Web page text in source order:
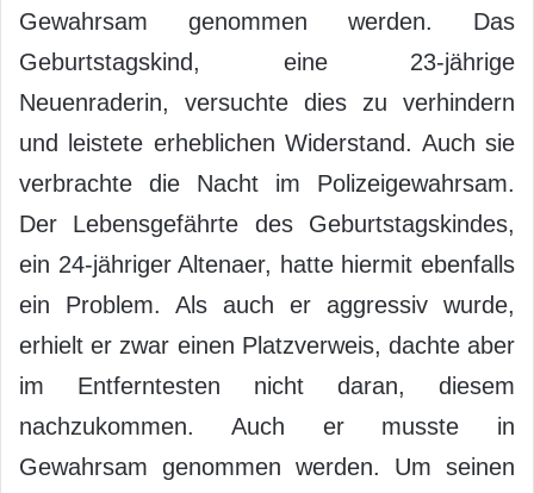
Gewahrsam genommen werden. Das
Geburtstagskind, eine 23-jährige
Neuenraderin, versuchte dies zu verhindern
und leistete erheblichen Widerstand. Auch sie
verbrachte die Nacht im Polizeigewahrsam.
Der Lebensgefährte des Geburtstagskindes,
ein 24-jähriger Altenaer, hatte hiermit ebenfalls
ein Problem. Als auch er aggressiv wurde,
erhielt er zwar einen Platzverweis, dachte aber
im Entferntesten nicht daran, diesem
nachzukommen. Auch er musste in
Gewahrsam genommen werden. Um seinen